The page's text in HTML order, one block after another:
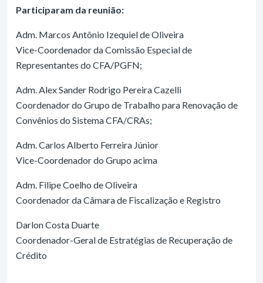
Participaram da reunião:
Adm. Marcos Antônio Izequiel de Oliveira
Vice-Coordenador da Comissão Especial de
Representantes do CFA/PGFN;
Adm. Alex Sander Rodrigo Pereira Cazelli
Coordenador do Grupo de Trabalho para Renovação de
Convênios do Sistema CFA/CRAs;
Adm. Carlos Alberto Ferreira Júnior
Vice-Coordenador do Grupo acima
Adm. Filipe Coelho de Oliveira
Coordenador da Câmara de Fiscalização e Registro
Darlon Costa Duarte
Coordenador-Geral de Estratégias de Recuperação de
Crédito